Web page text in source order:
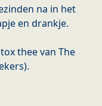
na in het
en drankje.
thee van The